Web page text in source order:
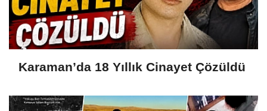
Karaman’da 18 Yıllık Cinayet Çözüldü